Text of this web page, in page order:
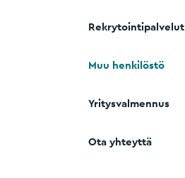
Rekrytointipalvelut
Muu henkilöstö
Yritysvalmennus
Ota yhteyttä